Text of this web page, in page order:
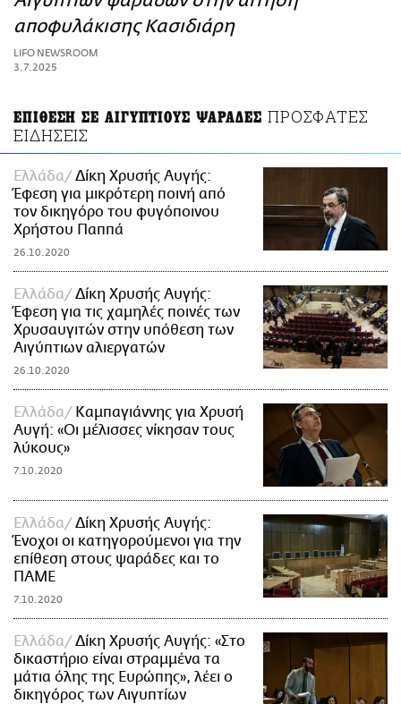
ΑΜΠΑ
PRINT
αποφυλάκισης Κασιδιάρη
LIFO NEWSROOM
3.7.2025
ΕΠΙΘΕΣΗ ΣΕ ΑΙΓΥΠΤΙΟΥΣ ΨΑΡΑΔΕΣ ΠΡΟΣΦΑΤΕΣ
ΕΙΔΗΣΕΙΣ
Ελλάδα
Δίκη Χρυσής Αυγής:
Έφεση για μικρότερη ποινή από
τον δικηγόρο του φυγόποινου
Χρήστου Παππά
26.10.2020
Ελλάδα
Δίκη Χρυσής Αυγής:
Έφεση για τις χαμηλές ποινές των
Χρυσαυγιτών στην υπόθεση των
Αιγύπτιων αλιεργατών
26.10.2020
Ελλάδα
Καμπαγιάννης για Χρυσή
Αυγή: «Οι μέλισσες νίκησαν τους
λύκους»
7.10.2020
Ελλάδα
Δίκη Χρυσής Αυγής:
Ένοχοι οι κατηγορούμενοι για την
επίθεση στους ψαράδες και το
ΠΑΜΕ
7.10.2020
Ελλάδα
Δίκη Χρυσής Αυγής: «Στο
δικαστήριο είναι στραμμένα τα
μάτια όλης της Ευρώπης», λέει ο
δικηγόρος των Αιγυπτίων